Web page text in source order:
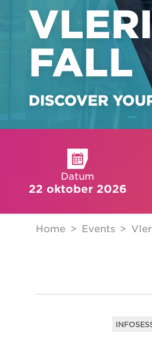
FALL
DISCOVER
Datum
22 oktober 2026
Home Events